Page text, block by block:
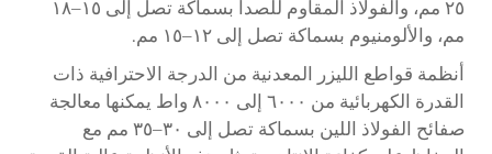
٢٥ مم، والفولاذ المقاوم للصدأ بسماكة تصل إلى ١٥–١٨
مم، والألومنيوم بسماكة تصل إلى ١٢–١٥ مم.
أنظمة قواطع الليزر المعدنية من الدرجة الاحترافية ذات
القدرة الكهربائية من ٦٠٠٠ إلى ٨٠٠٠ واط يمكنها معالجة
صفائح الفولاذ اللين بسماكة تصل إلى ٣٠–٣٥ مم مع